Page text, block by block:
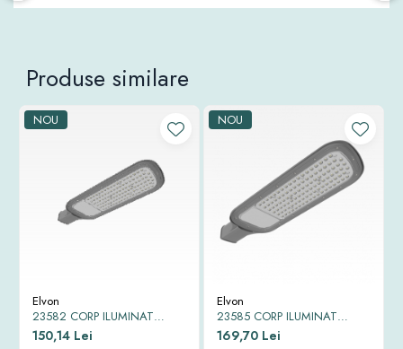
Produse similare
NOU
Elvon
23582 CORP ILUMINAT
STRADAL LED SMD EQUINOX
II 6500K IP65 30W
150,14 Lei
NOU
Elvon
23585 CORP ILUMINAT
STRADAL LED SMD EQUINOX
II 6500K IP65 50W
169,70 Lei